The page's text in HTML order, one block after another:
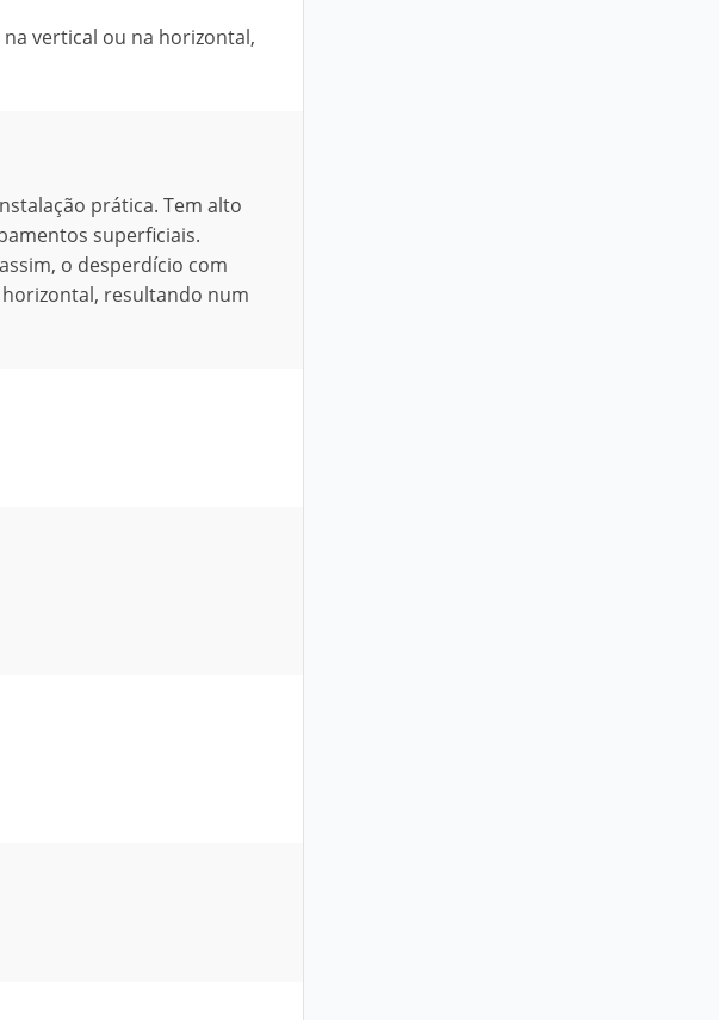
vertical ou na horizontal,
prática. Tem alto
superficiais.
o desperdício com
resultando num